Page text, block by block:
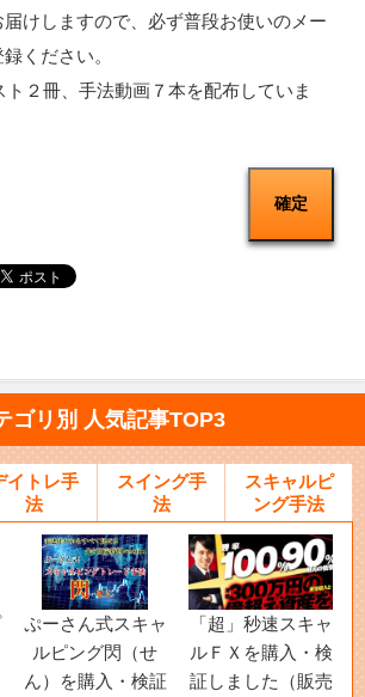
届けしますので、必ず普段お使いのメー
ください。
ト２冊、手法動画７本を配布していま
ゴリ別 人気記事TOP3
イトレ手
法
スイング手
法
スキャルピ
ング手法
ぷーさん式スキャ
ルピング閃（せ
ん）を購入・検証
「超」秒速スキャ
ルＦＸを購入・検
証しました（販売